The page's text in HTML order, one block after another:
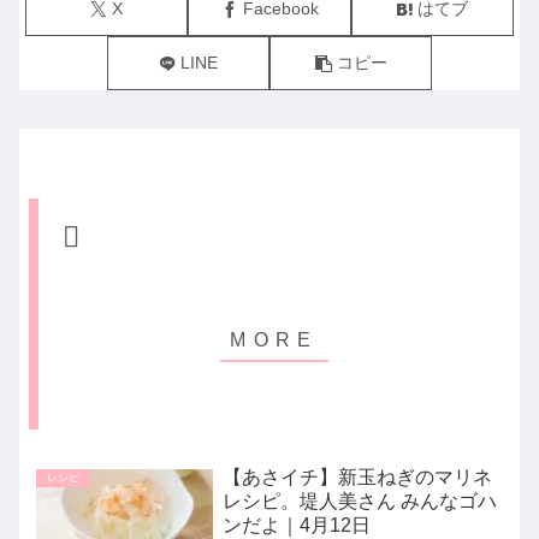
X Facebook はてブ
LINE コピー
レシピ
【あさイチ】新玉ねぎのマリネ
レシピ。堤人美さん みんなゴハ
ンだよ｜4月12日